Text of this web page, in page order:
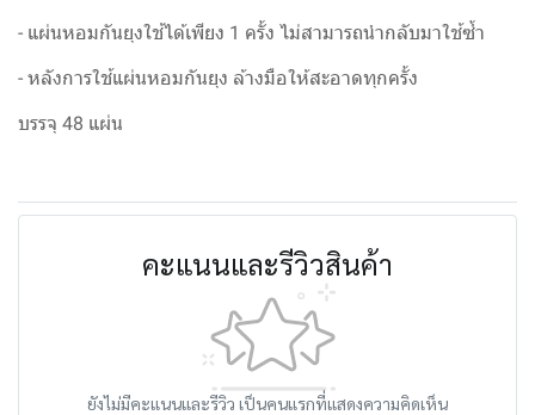
- แผ่นหอมกันยุงใช้ได้เพียง 1 ครั้ง ไม่สามารถนำกลับมาใช้ซ้ำ
- หลังการใช้แผ่นหอมกันยุง ล้างมือให้สะอาดทุกครั้ง
บรรจุ 48 แผ่น
คะแนนและรีวิวสินค้า
ยังไม่มีคะแนนและรีวิว เป็นคนแรกที่แสดงความคิดเห็น